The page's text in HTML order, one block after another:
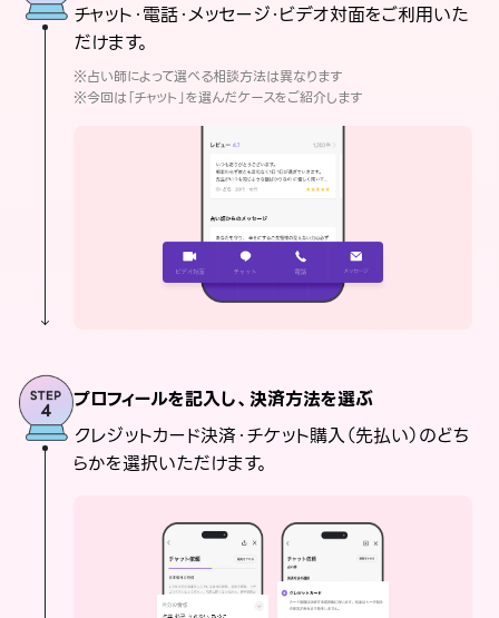
チャット・電話・メッセージ・ビデオ対面をご利用いた
だけます。
※占い師によって選べる相談方法は異なります
※今回は「チャット」を選んだケースをご紹介します
プロフィールを記入し、決済方法を選ぶ
クレジットカード決済・チケット購入（先払い）のどち
らかを選択いただけます。